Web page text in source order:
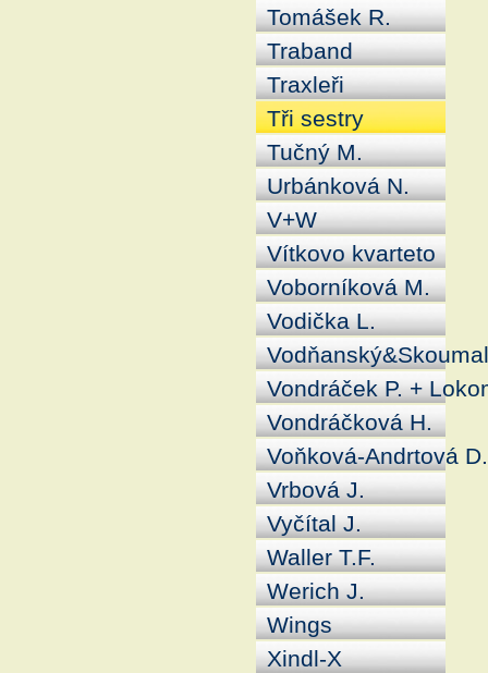
Tomášek R.
Traband
Traxleři
Tři sestry
Tučný M.
Urbánková N.
V+W
Vítkovo kvarteto
Voborníková M.
Vodička L.
Vondráček P. +
Vondráčková H.
Voňková-Andrtová D.
Vrbová J.
Vyčítal J.
Waller T.F.
Werich J.
Wings
Xindl-X